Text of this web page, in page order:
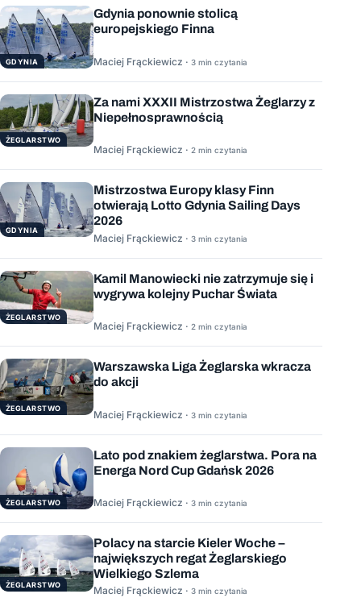
GDYNIA
Gdynia ponownie stolicą
europejskiego Finna
Maciej Frąckiewicz · 3 min czytania
ŻEGLARSTWO
Za nami XXXII Mistrzostwa Żeglarzy z
Niepełnosprawnością
Maciej Frąckiewicz · 2 min czytania
GDYNIA
Mistrzostwa Europy klasy Finn
otwierają Lotto Gdynia Sailing Days
2026
Maciej Frąckiewicz · 3 min czytania
ŻEGLARSTWO
Kamil Manowiecki nie zatrzymuje się i
wygrywa kolejny Puchar Świata
Maciej Frąckiewicz · 2 min czytania
ŻEGLARSTWO
Warszawska Liga Żeglarska wkracza
do akcji
Maciej Frąckiewicz · 3 min czytania
ŻEGLARSTWO
Lato pod znakiem żeglarstwa. Pora na
Energa Nord Cup Gdańsk 2026
Maciej Frąckiewicz · 3 min czytania
ŻEGLARSTWO
Polacy na starcie Kieler Woche –
największych regat Żeglarskiego
Wielkiego Szlema
Maciej Frąckiewicz · 3 min czytania